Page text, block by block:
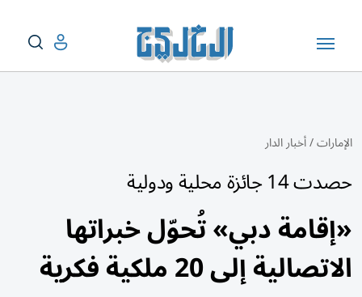
الإمارات/أخبار الدار
حصدت 14 جائزة محلية ودولية
«إقامة دبي» تُحوّل خبراتها
الاتصالية إلى 20 ملكية فكرية